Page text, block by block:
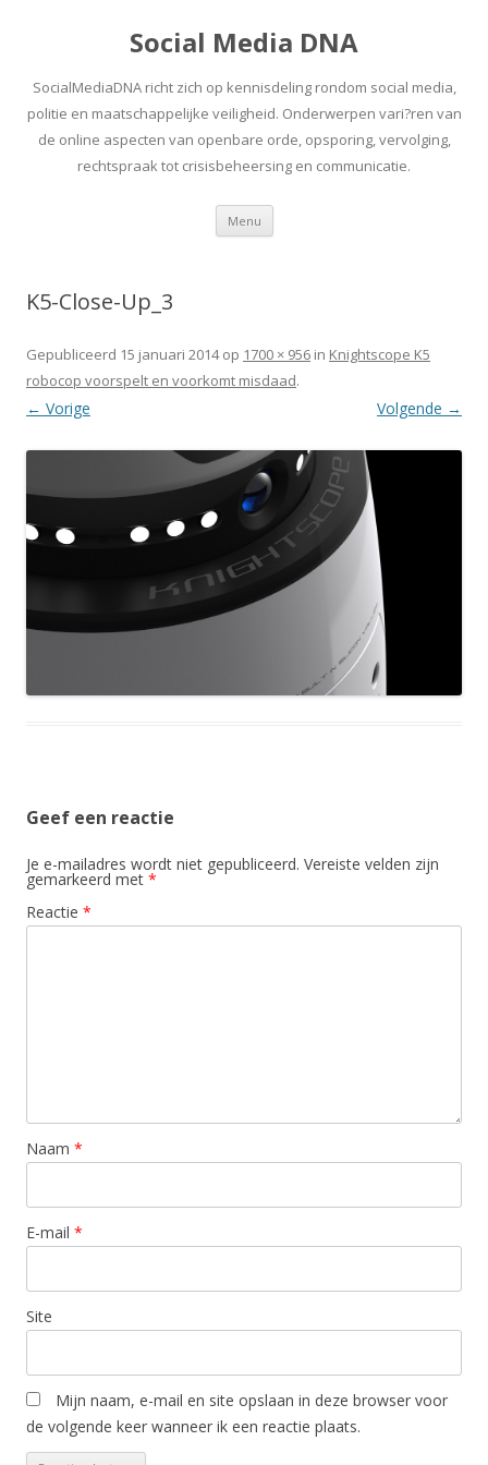
Social Media DNA
SocialMediaDNA richt zich op kennisdeling rondom social media,
politie en maatschappelijke veiligheid. Onderwerpen vari?ren van
de online aspecten van openbare orde, opsporing, vervolging,
rechtspraak tot crisisbeheersing en communicatie.
Menu Spring
inhoud
K5-Close-Up_3
Gepubliceerd 15 januari 2014op 1700 × 956 in Knightscope K5
robocop voorspelt en voorkomt misdaad.
← Vorige Volgende →
Geef een reactie
Je e-mailadres wordt niet gepubliceerd. Vereiste velden zijn
gemarkeerd met *
Reactie *
Naam *
E-mail *
Site
Mijn naam, e-mail en site opslaan in deze browser voor
de volgende keer wanneer ik een reactie plaats.